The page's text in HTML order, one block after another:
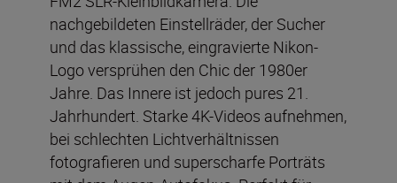
nachgebildeten Einstellräder, der Sucher
und das klassische, eingravierte Nikon-
Logo versprühen den Chic der 1980er
Jahre. Das Innere ist jedoch pures 21.
Jahrhundert. Starke 4K-Videos aufnehmen,
bei schlechten Lichtverhältnissen
fotografieren und superscharfe Porträts